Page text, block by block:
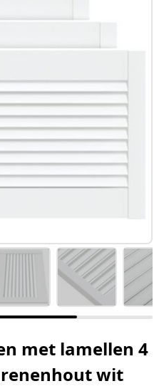
met lamellen 4
wit